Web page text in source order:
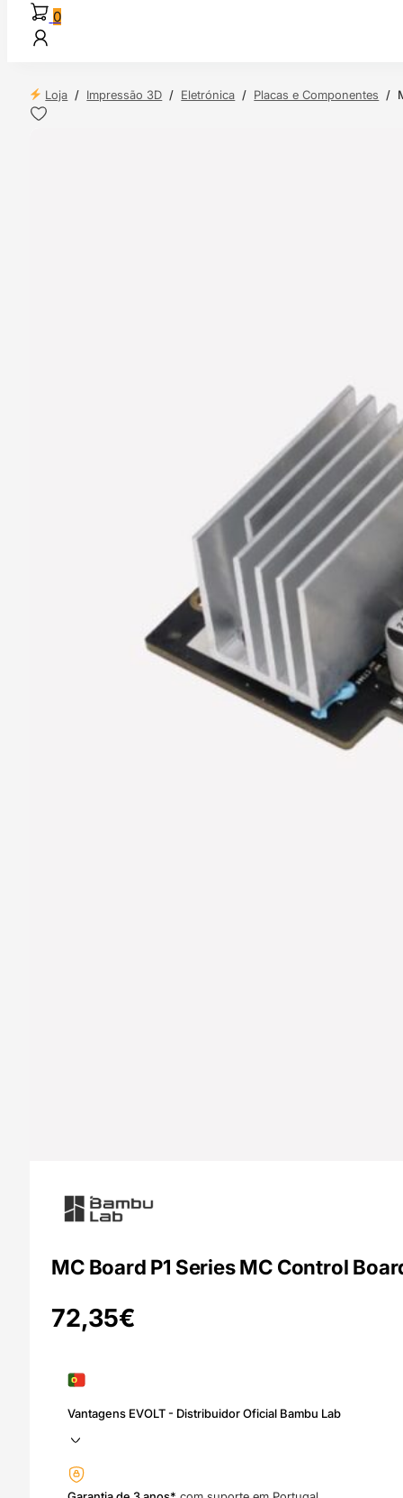
0
Loja / Impressão 3D / Eletrónica / Placas e Componentes /
MC Board P1 Series MC Control
72,35€
Vantagens EVOLT - Distribuidor Oficial Bambu Lab